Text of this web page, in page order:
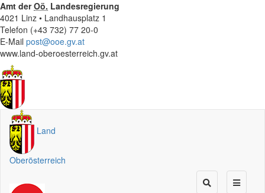
Amt derOö. Landesregierung
4021 Linz • Landhausplatz 1
Telefon (+43 732) 77 20-0
E-Mail post@ooe.gv.at
www.land-oberoesterreich.gv.at
Land
Oberösterreich